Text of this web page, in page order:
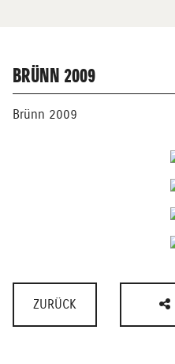
BRÜNN 2009
Brünn 2009
ZURÜCK